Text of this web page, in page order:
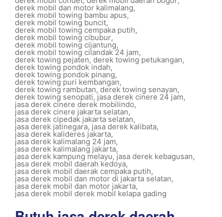
derek mobil dan motor kalimalang,
derek mobil towing bambu apus,
derek mobil towing buncit,
derek mobil towing cempaka putih,
derek mobil towing cibubur,
derek mobil towing cijantung,
derek mobil towing cilandak 24 jam,
derek towing pejaten, derek towing petukangan,
derek towing pondok indah,
derek towing pondok pinang,
derek towing puri kembangan,
derek towing rambutan, derek towing senayan,
derek towing senopati,jasa derek cinere 24 jam,
jasa derek cinere derek mobilindo,
jasa derek cinere jakarta selatan,
jasa derek cipedak jakarta selatan,
jasa derek jatinegara, jasa derek kalibata,
jasa derek kalideres jakarta,
jasa derek kalimalang 24 jam,
jasa derek kalimalang jakarta,
jasa derek kampung melayu, jasa derek kebagusan,
jasa derek mobil daerah kedoya,
jasa derek mobil daerak cempaka putih,
jasa derek mobil dan motor di jakarta selatan,
jasa derek mobil dan motor jakarta,
jasa derek mobil derek mobil kelapa gading